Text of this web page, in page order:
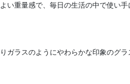
い重量感で、毎日の生活の中で使い
ガラスのようにやわらかな印象のグ